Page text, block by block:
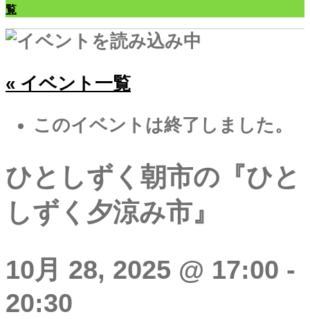
覧
« イベント一覧
このイベントは終了しました。
ひとしずく朝市の『ひと
しずく夕涼み市』
10月 28, 2025 @ 17:00 -
20:30